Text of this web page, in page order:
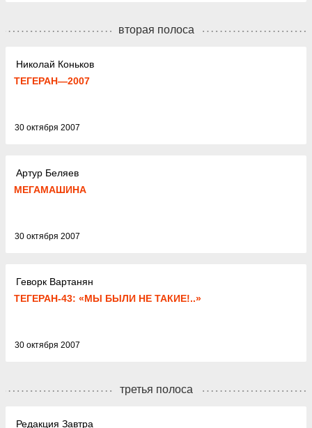
вторая полоса
Николай Коньков
ТЕГЕРАН—2007
30 октября 2007
Артур Беляев
МЕГАМАШИНА
30 октября 2007
Геворк Вартанян
ТЕГЕРАН-43: «МЫ БЫЛИ НЕ ТАКИЕ!..»
30 октября 2007
третья полоса
Редакция Завтра